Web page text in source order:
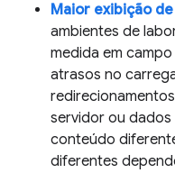
Maior exibição
ambientes de
medida em
atrasos no
servidor ou dados
conteúdo
diferentes